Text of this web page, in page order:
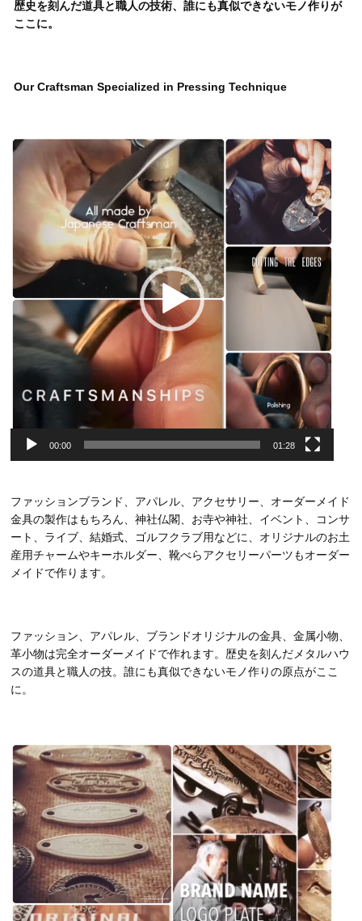
歴史を刻んだ道具と職人の技術、誰にも真似できないモノ作りが
ここに。
Our Craftsman Specialized in Pressing Technique
動
ヤ
00:00 01:28
ファッションブランド、アパレル、アクセサリー、オーダーメイド
金具の製作はもちろん、神社仏閣、お寺や神社、イベント、コンサ
ート、ライブ、結婚式、ゴルフクラブ用などに、オリジナルのお土
産用チャームやキーホルダー、靴べらアクセリーパーツもオーダー
メイドで作ります。
ファッション、アパレル、ブランドオリジナルの金具、金属小物、
革小物は完全オーダーメイドで作れます。歴史を刻んだメタルハウ
スの道具と職人の技。誰にも真似できないモノ作りの原点がここ
に。